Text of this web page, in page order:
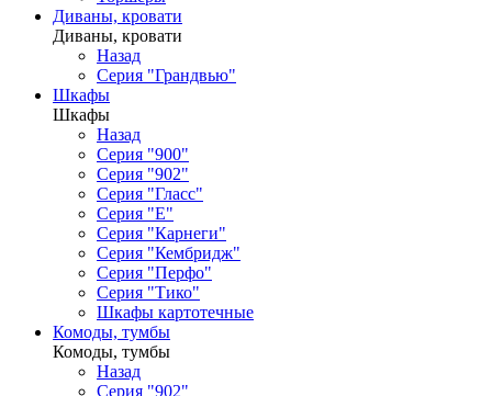
Диваны, кровати
Диваны, кровати
Назад
Серия "Грандвью"
Шкафы
Шкафы
Назад
Серия "900"
Серия "902"
Серия "Гласс"
Серия "Е"
Серия "Карнеги"
Серия "Кембридж"
Серия "Перфо"
Серия "Тико"
Шкафы картотечные
Комоды, тумбы
Комоды, тумбы
Назад
Серия "902"